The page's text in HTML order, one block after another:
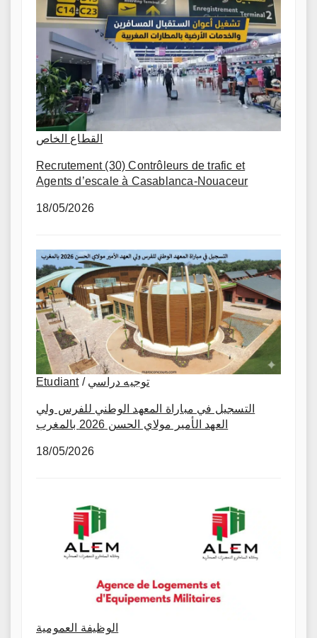
القطاع الخاص
Recrutement (30) Contrôleurs de trafic et
Agents d’escale à Casablanca-Nouaceur
18/05/2026
Etudiant/ توجيه دراسي
التسجيل في مباراة المعهد الوطني للفرس ولي
العهد الأمير مولاي الحسن 2026 بالمغرب
18/05/2026
الوظيفة العمومية